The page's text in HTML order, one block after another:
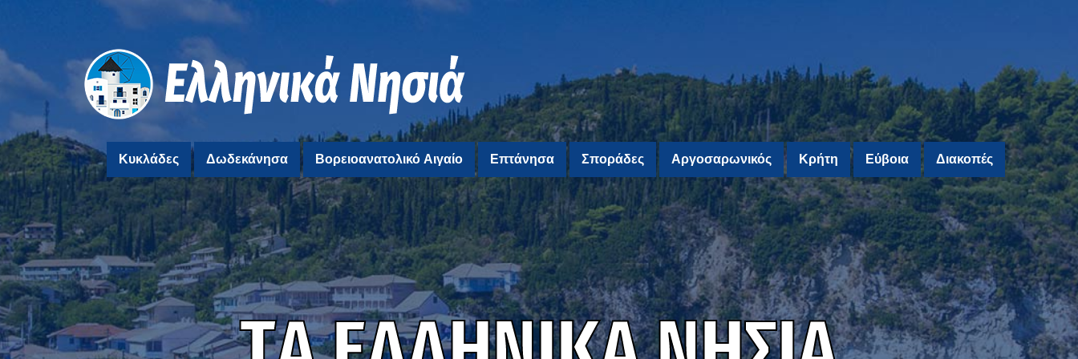
Κυκλάδες Δωδεκάνησα Βορειοανατολικό Αιγαίο Επτάνησα Σποράδες Αργοσαρωνικός Κρήτη Εύβοια Διακοπές